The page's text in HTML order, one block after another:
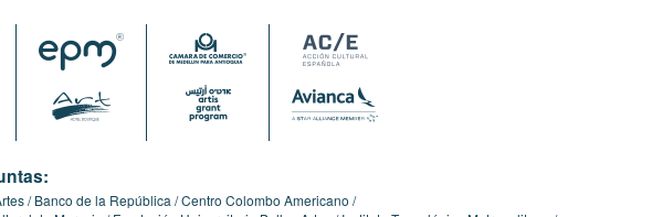
Banco de la República Centro Colombo Americano